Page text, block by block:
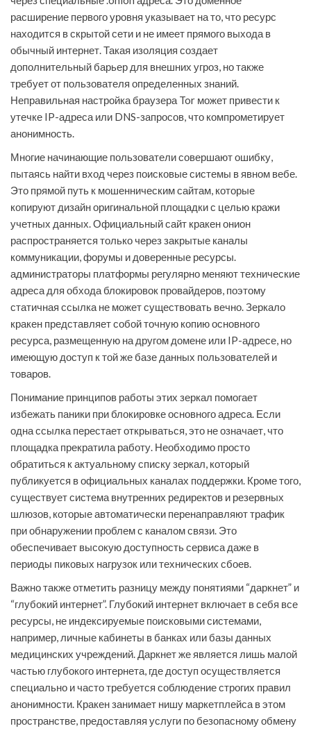
расширение первого уровня указывает на то, что ресурс
находится в скрытой сети и не имеет прямого выхода в
обычный интернет. Такая изоляция создает
дополнительный барьер для внешних угроз, но также
требует от пользователя определенных знаний.
Неправильная настройка браузера Tor может привести к
утечке IP-адреса или DNS-запросов, что компрометирует
анонимность.
Многие начинающие пользователи совершают ошибку,
пытаясь найти вход через поисковые системы в явном вебе.
Это прямой путь к мошенническим сайтам, которые
копируют дизайн оригинальной площадки с целью кражи
учетных данных. Официальный сайт кракен онион
распространяется только через закрытые каналы
коммуникации, форумы и доверенные ресурсы.
администраторы платформы регулярно меняют технические
адреса для обхода блокировок провайдеров, поэтому
статичная ссылка не может существовать вечно. Зеркало
кракен представляет собой точную копию основного
ресурса, размещенную на другом домене или IP-адресе, но
имеющую доступ к той же базе данных пользователей и
товаров.
Понимание принципов работы этих зеркал помогает
избежать паники при блокировке основного адреса. Если
одна ссылка перестает открываться, это не означает, что
площадка прекратила работу. Необходимо просто
обратиться к актуальному списку зеркал, который
публикуется в официальных каналах поддержки. Кроме того,
существует система внутренних редиректов и резервных
шлюзов, которые автоматически перенаправляют трафик
при обнаружении проблем с каналом связи. Это
обеспечивает высокую доступность сервиса даже в
периоды пиковых нагрузок или технических сбоев.
Важно также отметить разницу между понятиями “даркнет” и
“глубокий интернет”. Глубокий интернет включает в себя все
ресурсы, не индексируемые поисковыми системами,
например, личные кабинеты в банках или базы данных
медицинских учреждений. Даркнет же является лишь малой
частью глубокого интернета, где доступ осуществляется
специально и часто требуется соблюдение строгих правил
анонимности. Кракен занимает нишу маркетплейса в этом
пространстве, предоставляя услуги по безопасному обмену